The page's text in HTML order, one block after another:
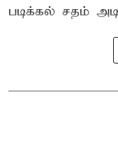
படிக்கல் சதம்